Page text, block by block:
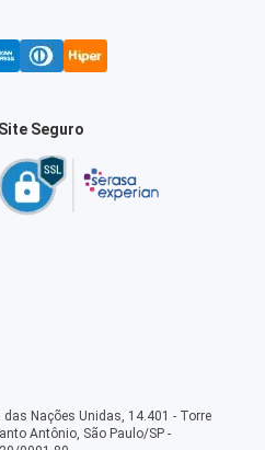
Site Seguro
das Nações Unidas, 14.401 - Torre
Antônio, São Paulo/SP -